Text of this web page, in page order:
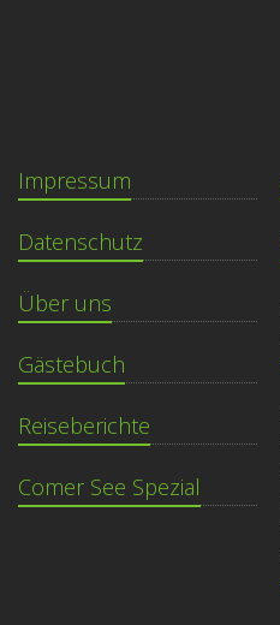
Impressum
Datenschutz
Über uns
Gästebuch
Reiseberichte
Comer See Spezial